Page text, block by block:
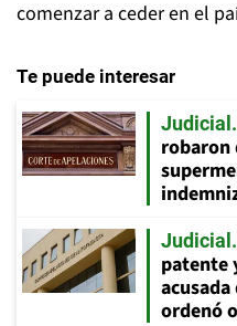
comenzar a ceder en el
Te puede interesar
Judicial
robaron
Judicial
patente
ordenó